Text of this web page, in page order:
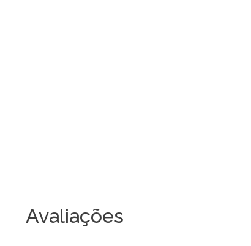
Avaliações